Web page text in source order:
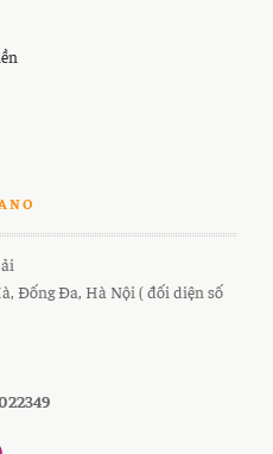
Đống Đa, Hà Nội ( đối diện số